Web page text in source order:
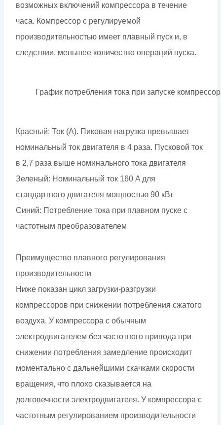
возможных включений компрессора в течение
часа. Компрессор с регулируемой
производительностью имеет плавный пуск и, в
следствии, меньшее количество операций пуска.
График потребления тока при запуске
Красный: Ток (А). Пиковая нагрузка превышает
номинальный ток двигателя в 4 раза. Пусковой ток
в 2,7 раза выше номинального тока двигателя
Зеленый: Номинальный ток 160 A для
стандартного двигателя мощностью 90 кВт
Синий: Потребление тока при плавном пуске с
частотным преобразователем
Преимущество плавного регулирования
производительности
Ниже показан цикл загрузки-разгрузки
компрессоров при снижении потребления сжатого
воздуха. У компрессора с обычным
электродвигателем без частотного привода при
снижении потребления замедление происходит
моментально с дальнейшими скачками скорости
вращения, что плохо сказывается на
долговечности электродвигателя. У компрессора с
частотным регулированием производительности